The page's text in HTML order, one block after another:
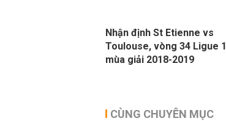
Nhận định St Etienne vs
Toulouse, vòng 34 Ligue 1
mùa giải 2018-2019
CÙNG CHUYÊN MỤC